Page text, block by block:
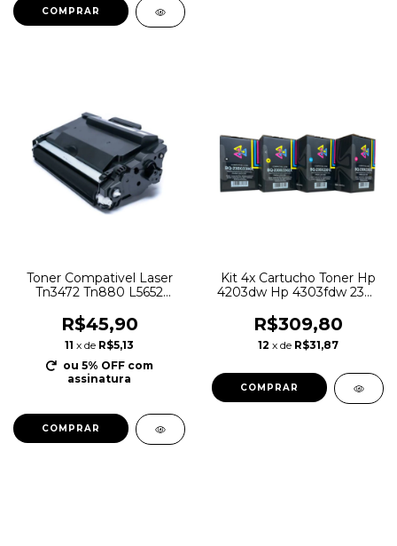
COMPRAR
Toner Compativel Laser
Tn3472 Tn880 L5652
R$45,90
11 x de R$5,13
ou 5% OFF com
assinatura
COMPRAR
Kit 4x Cartucho Toner Hp
4203dw Hp 4303fdw 230x
R$309,80
12 x de R$31,87